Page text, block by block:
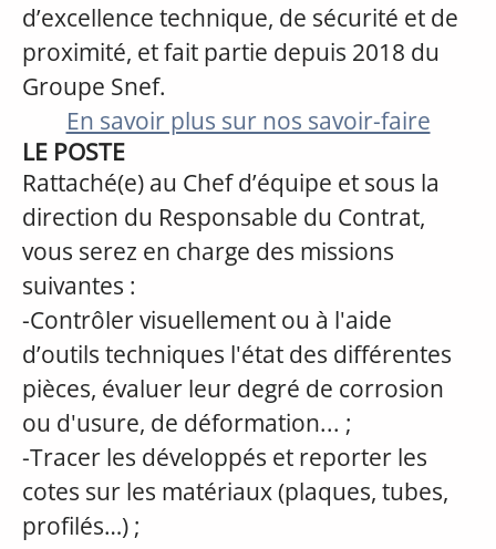
d’excellence technique, de sécurité et de
proximité, et fait partie depuis 2018 du
Groupe Snef.
En savoir plus sur nos savoir-faire
LE POSTE
Rattaché(e) au Chef d’équipe et sous la
direction du Responsable du Contrat,
vous serez en charge des missions
suivantes :
-Contrôler visuellement ou à l'aide
d’outils techniques l'état des différentes
pièces, évaluer leur degré de corrosion
ou d'usure, de déformation... ;
-Tracer les développés et reporter les
cotes sur les matériaux (plaques, tubes,
profilés…) ;